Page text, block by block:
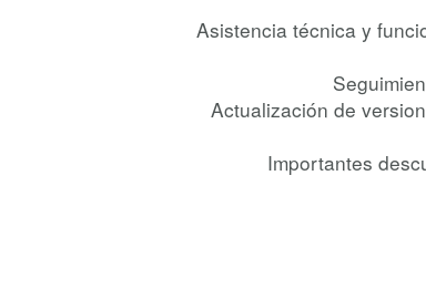
Asistencia técnica y
Actualización de
Importantes